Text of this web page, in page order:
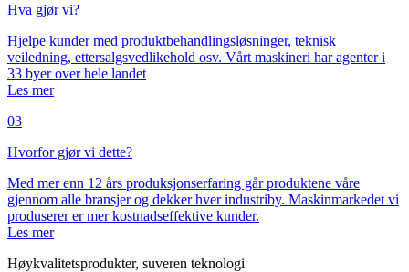
Hva gjør vi?
Hjelpe kunder med produktbehandlingsløsninger, teknisk
veiledning, ettersalgsvedlikehold osv. Vårt maskineri har agenter i
33 byer over hele landet
Les mer
03
Hvorfor gjør vi dette?
Med mer enn 12 års produksjonserfaring går produktene våre
gjennom alle bransjer og dekker hver industriby. Maskinmarkedet vi
produserer er mer kostnadseffektive kunder.
Les mer
Høykvalitetsprodukter, suveren teknologi